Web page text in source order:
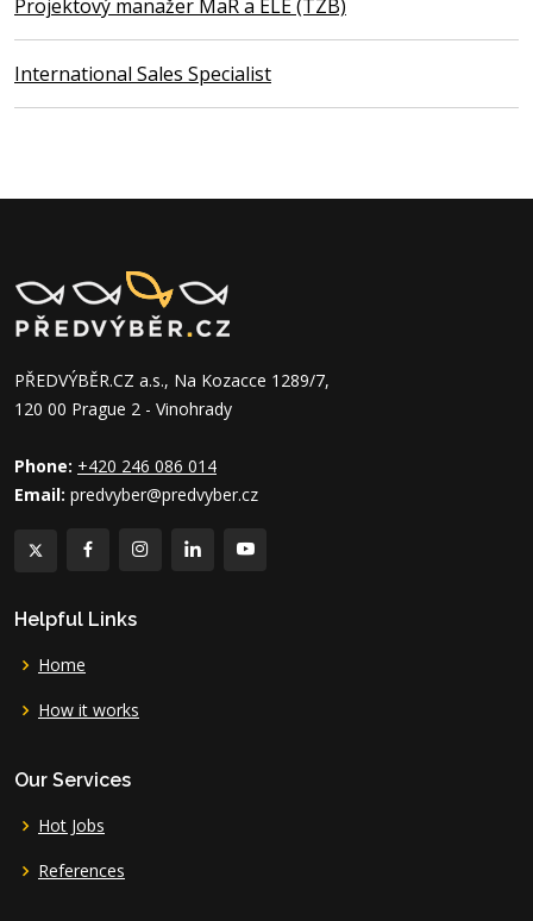
Projektový manažer MaR a ELE (TZB)
International Sales Specialist
PŘEDVÝBĚR.CZ a.s., Na Kozacce 1289/7,
120 00 Prague 2 - Vinohrady
Phone: +420 246 086 014
Email: predvyber@predvyber.cz
Helpful Links
Home
How it works
Our Services
Hot Jobs
References